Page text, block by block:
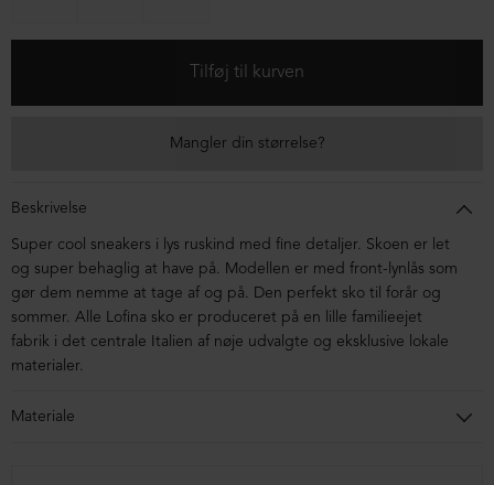
Mangler din størrelse?
Beskrivelse
Super cool sneakers i lys ruskind med fine detaljer. Skoen er let
og super behaglig at have på. Modellen er med front-lynlås som
gør dem nemme at tage af og på. Den perfekt sko til forår og
sommer. Alle Lofina sko er produceret på en lille familieejet
fabrik i det centrale Italien af nøje udvalgte og eksklusive lokale
materialer.
Materiale